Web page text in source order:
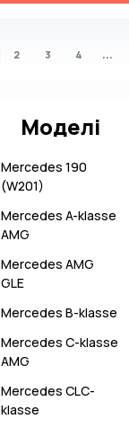
2 3 4 ...
Моделі
Mercedes 190
(W201)
Mercedes A-klasse
AMG
Mercedes AMG
GLE
Mercedes B-klasse
Mercedes C-klasse
AMG
Mercedes CLC-
klasse